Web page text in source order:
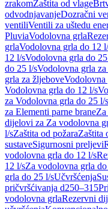
zrakomZaštita od vlage
odvodnjavanjeDozračni
ventiliVentili za uštedu
PluviaVodolovna grla
grlaVodolovna grla do 12
12 l/sVodolovna grla do
do 25 l/sVodolovna grla
grla za žljeboveVodolovna
Vodolovna grla do 12 l/s
za Vodolovna grla do 25 l/s
za Elementi parne brane
dijelovi za Za vodolovna
l/sZaštita od požaraZaštita
sustaveSigurnosni preljevi
vodolovna grla do 12 l/s
12 l/sZa vodolovna grla
grla do 25 l/sUčvršćenja
pričvršćivanja d250–315
vodolovna grlaRezervni